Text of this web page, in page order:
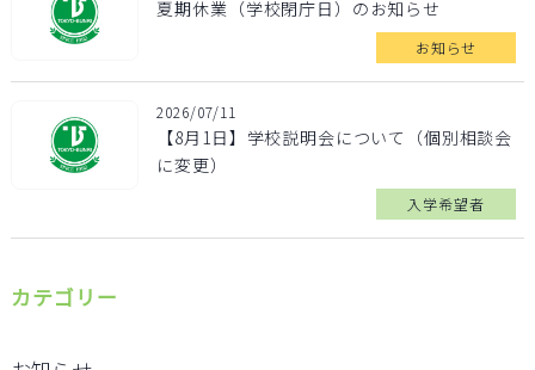
夏期休業（学校閉庁日）のお知らせ
お知らせ
2026/07/11
【8月1日】学校説明会について（個別相談会
に変更）
入学希望者
カテゴリー